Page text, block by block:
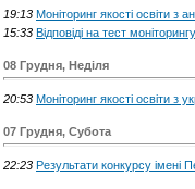
19:13 Моніторинг якості освіти з
15:33 Відповіді на тест
08 Грудня, Неділя
20:53 Моніторинг якості освіти з
07 Грудня, Субота
22:23 Результати конкурсу імені